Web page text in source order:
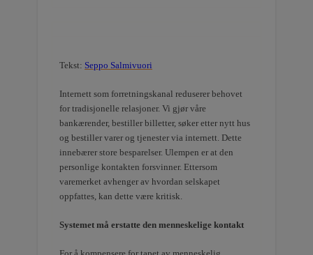
Tekst: Seppo Salmivuori
Internett som forretningskanal reduserer behovet
for tradisjonelle relasjoner. Vi gjør våre
bankærender, bestiller billetter, søker etter nytt hus
og bestiller varer og tjenester via internett. Dette
innebærer store besparelser. Ulempen er at den
personlige kontakten forsvinner. Ettersom
varemerket avhenger av hvordan selskapet
oppfattes, kan dette være kritisk.
Systemet må erstatte den menneskelige kontakt